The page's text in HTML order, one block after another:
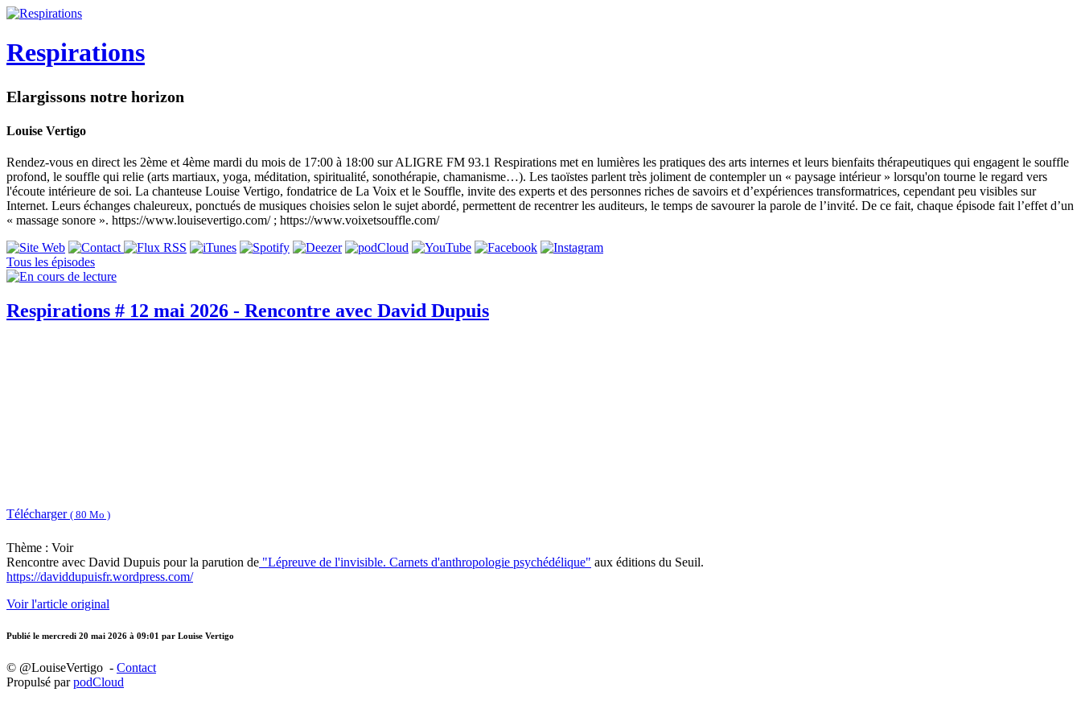
Respirations
Elargissons notre horizon
Louise Vertigo
Rendez-vous en direct les 2ème et 4ème mardi du mois de 17:00 à 18:00 sur ALIGRE FM 93.1 Respirations met en lumières les pratiques des arts internes et leurs bienfaits thérapeutiques qui engagent le souffle
profond, le souffle qui relie (arts martiaux, yoga, méditation, spiritualité, sonothérapie, chamanisme…). Les taoïstes parlent très joliment de contempler un « paysage intérieur » lorsqu'on tourne le regard vers
l'écoute intérieure de soi. La chanteuse Louise Vertigo, fondatrice de La Voix et le Souffle, invite des experts et des personnes riches de savoirs et d’expériences transformatrices, cependant peu visibles sur
Internet. Leurs échanges chaleureux, ponctués de musiques choisies selon le sujet abordé, permettent de recentrer les auditeurs, le temps de savourer la parole de l’invité. De ce fait, chaque épisode fait l’effet d’un
« massage sonore ». https://www.louisevertigo.com/ ; https://www.voixetsouffle.com/
Tous les épisodes
Respirations # 12 mai 2026 - Rencontre avec David Dupuis
Télécharger ( 80 Mo )
Thème : Voir
Rencontre avec David Dupuis pour la parution de "Lépreuve de l'invisible. Carnets d'anthropologie psychédélique" aux éditions du Seuil.
https://daviddupuisfr.wordpress.com/
Voir l'article original
Publié le mercredi 20 mai 2026 à 09:01 par Louise Vertigo
© @LouiseVertigo - Contact
Propulsé parpodCloud